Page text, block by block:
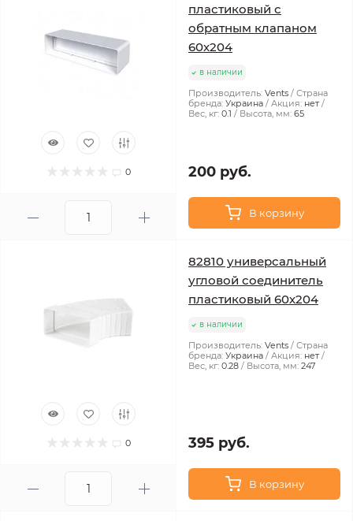
0
пластиковый с
обратным клапаном
60х204
в наличии
Производитель: Vents
Страна
бренда: Украина Акция: нет
Вес, кг: 0.1 Высота, мм: 65
200 руб.
В корзину
0
82810 универсальный
угловой соединитель
пластиковый 60х204
в наличии
Производитель: Vents
Страна
бренда: Украина Акция: нет
Вес, кг: 0.28 Высота, мм: 247
395 руб.
В корзину